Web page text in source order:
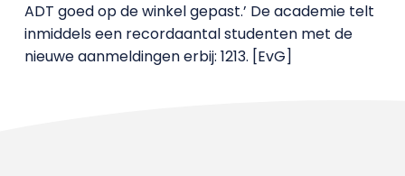
ADT goed op de winkel gepast.’ De academie telt
inmiddels een recordaantal studenten met de
nieuwe aanmeldingen erbij: 1213. [EvG]